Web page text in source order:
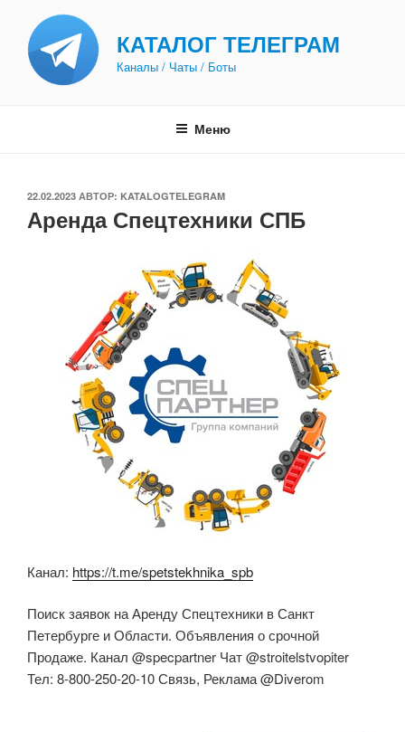
содержимому
КАТАЛОГ ТЕЛЕГРАМ
Каналы / Чаты / Боты
Меню
ОПУБЛИКОВАНО
22.02.2023 АВТОР: KATALOGTELEGRAM
Аренда Спецтехники СПБ
Канал: https://t.me/spetstekhnika_spb
Поиск заявок на Аренду Спецтехники в Санкт
Петербурге и Области. Объявления о срочной
Продаже. Канал @specpartner Чат @stroitelstvopiter
Тел: 8-800-250-20-10 Связь, Реклама @Diverom